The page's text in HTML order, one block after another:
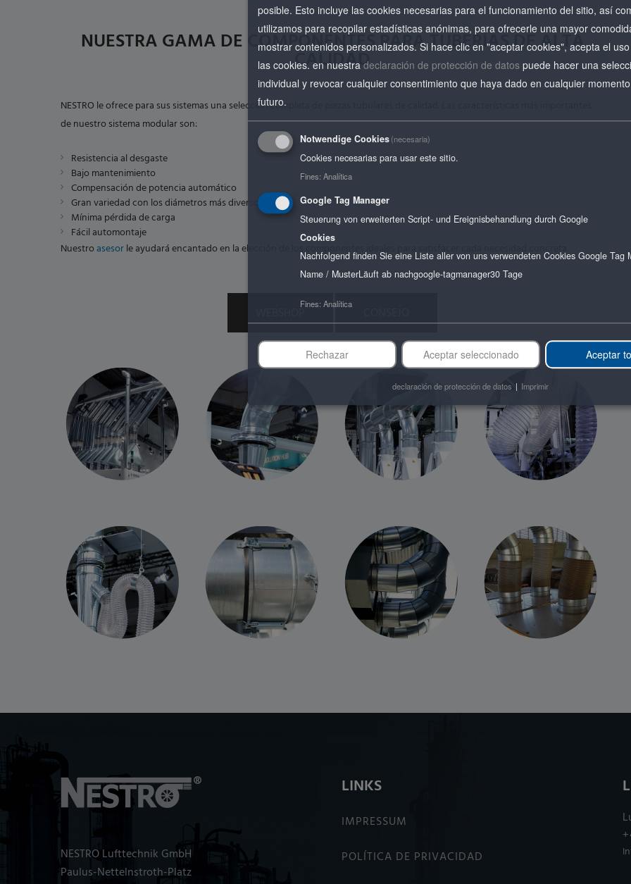
NUESTRA GAMA DE COMPONENTES PARA TUBERÍAS DE ALTA
CALIDAD
NESTRO le ofrece para sus sistemas una selección completa de piezas tubulares de calidad. Las características más importantes
de nuestro sistema modular son:
Resistencia al desgaste
Bajo mantenimiento
Compensación de potencia automático
Gran variedad con los diámetros más diversos
Mínima pérdida de carga
Fácil automontaje
Nuestroasesorle ayudará encantado en la elección de los componentes ideales para satisfacer cada necesidad concreta.
WEBSHOP
NESTRO Lufttechnik GmbH
Paulus-Nettelnstroth-Platz
LINKS
IMPRESSUM
POLÍTICA DE PRIVACIDAD
posible. Esto incluye las cookies necesarias para el funcionamiento del sitio, así
utilizamos para recopilar estadísticas anónimas, para ofrecerle una mayor
mostrar contenidos personalizados. Si hace clic en "aceptar cookies", acepta el
las cookies. en nuestra declaración de protección de datos puede hacer una
individual y revocar cualquier consentimiento que haya dado en cualquier
futuro.
Notwendige Cookies(necesaria)
Cookies necesarias para usar este sitio.
Fines: Analítica
Google Tag Manager
Steuerung von erweiterten Script- und Ereignisbehandlung durch Google
Cookies
Nachfolgend finden Sie eine Liste aller von uns verwendeten Cookies Google Tag
Name / MusterLäuft ab nachgoogle-tagmanager30 Tage
Fines: Analítica
Rechazar Aceptar seleccionado Aceptar
declaración de protección de datos | Imprimir